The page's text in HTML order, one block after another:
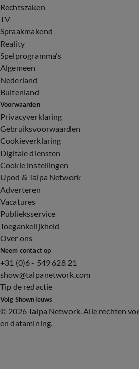
Rechtszaken
TV
Spraakmakend
Reality
Spelprogramma's
Algemeen
Nederland
Buitenland
Voorwaarden
Privacyverklaring
Gebruiksvoorwaarden
Cookieverklaring
Digitale diensten
Cookie instellingen
Upod & Talpa Network
Adverteren
Vacatures
Publieksservice
Toegankelijkheid
Over ons
Neem contact op
+31 (0)6 - 549 628 21
show@talpanetwork.com
Tip de redactie
Volg Shownieuws
© 2026 Talpa Network. Alle rechten
en datamining.